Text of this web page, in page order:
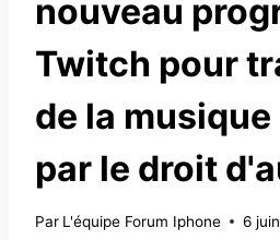
nouveau
Twitch pour
de la
par le droit
Par L'équipe Forum Iphone 6